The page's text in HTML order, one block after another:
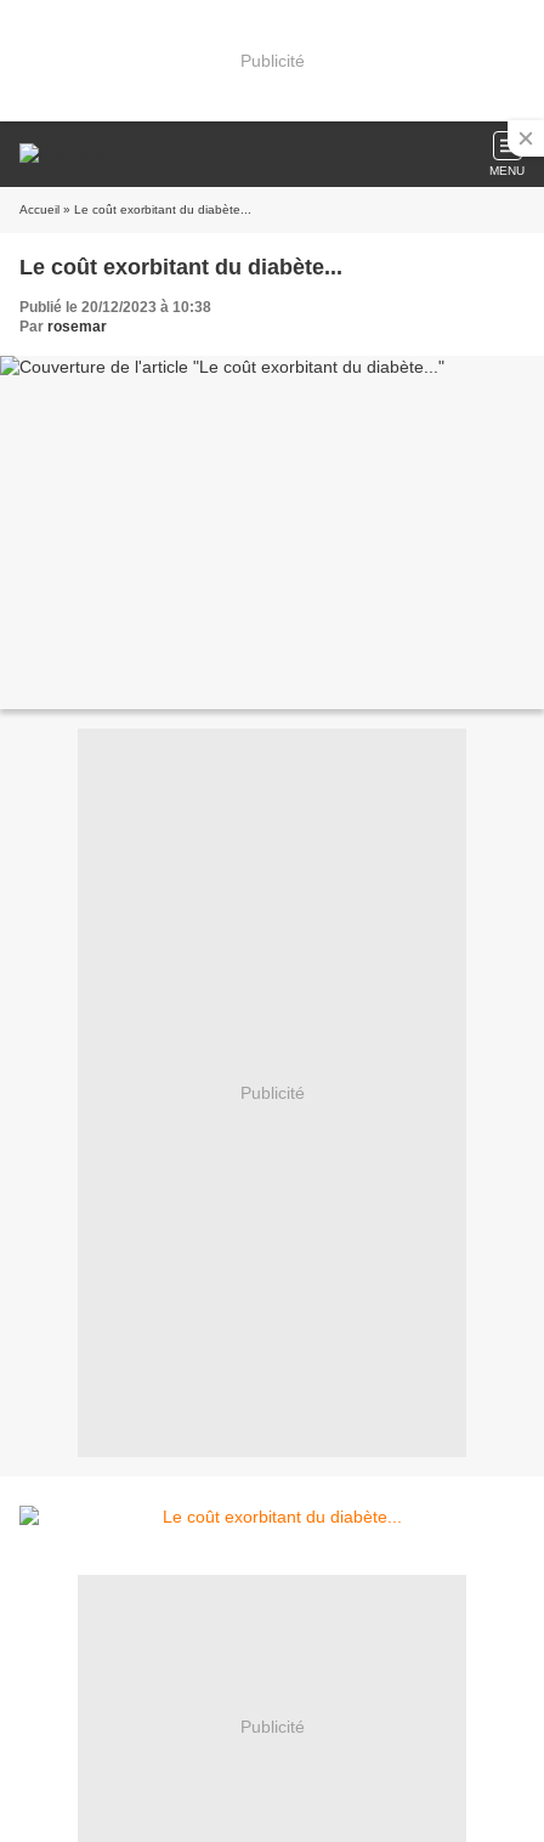
Publicité
MENU
Accueil » Le coût exorbitant du diabète...
Le coût exorbitant du diabète...
Publié le 20/12/2023 à 10:38
Par rosemar
Publicité
Publicité